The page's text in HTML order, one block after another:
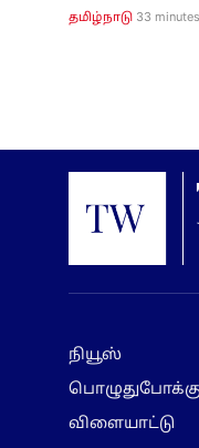
தமிழ்நாடு 33
நியூஸ்
விளையாட்டு